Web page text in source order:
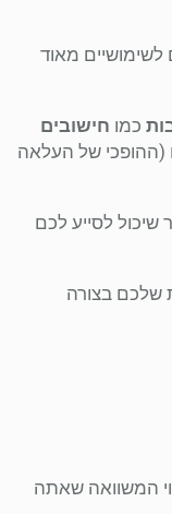
לשימושיים מאוד
כמו חישובים
(ההופכי של העלאה
לסייע לכם
שלכם בצורה
המשוואה שאתה